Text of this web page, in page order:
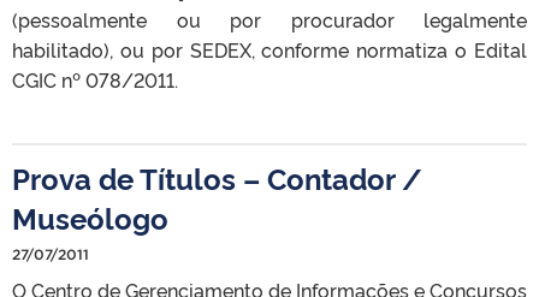
(pessoalmente ou por procurador legalmente
habilitado), ou por SEDEX, conforme normatiza o Edital
CGIC nº 078/2011.
Prova de Títulos – Contador /
Museólogo
27/07/2011
O Centro de Gerenciamento de Informações e Concursos